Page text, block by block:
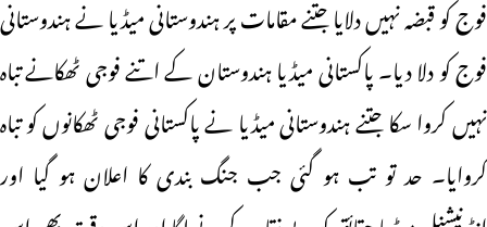
فوج کو قبضہ نہیں دلایا جتنے مقامات پر ہندوستانی میڈیا نے ہندوستانی
فوج کو دلا دیا۔ پاکستانی میڈیا ہندوستان کے اتنے فوجی ٹھکانے تباہ
نہیں کروا سکا جتنے ہندوستانی میڈیا نے پاکستانی فوجی ٹھکانوں کو تباہ
کروایا۔ حد تو تب ہو گئی جب جنگ بندی کا اعلان ہو گیا اور